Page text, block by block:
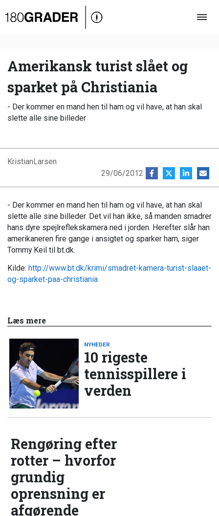
Oversigt
Debat
Video
Podcast
Amerikansk turist slået og
sparket på Christiania
- Der kommer en mand hen til ham og vil have, at han skal
slette alle sine billeder
KristianLarsen
29/06/2012
- Der kommer en mand hen til ham og vil have, at han skal
slette alle sine billeder. Det vil han ikke, så manden smadrer
hans dyre spejlreflekskamera ned i jorden. Herefter slår han
amerikaneren fire gange i ansigtet og sparker ham, siger
Tommy Keil til bt.dk.
Kilde: http://www.bt.dk/krimi/smadret-kamera-turist-slaaet-
og-sparket-paa-christiania
Læs mere
NYHEDER
10 rigeste
tennisspillere i
verden
Rengøring efter
rotter – hvorfor
grundig
oprensning er
afgørende